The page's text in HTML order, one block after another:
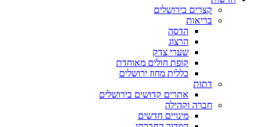
קצרים בירושלים
בריאות
הדסה
הרצוג
שערי צדק
קופת חולים מאוחדת
כללית מחוז ירושלים
דתות
אתרים קדושים בירושלים
חברה וקהילה
מינויים חדשים